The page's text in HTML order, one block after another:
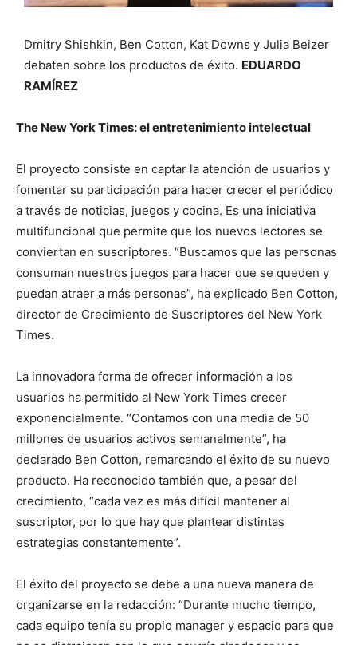
Dmitry Shishkin, Ben Cotton, Kat Downs y Julia Beizer
debaten sobre los productos de éxito. EDUARDO
RAMÍREZ
The New York Times: el entretenimiento intelectual
El proyecto consiste en captar la atención de usuarios y
fomentar su participación para hacer crecer el periódico
a través de noticias, juegos y cocina. Es una iniciativa
multifuncional que permite que los nuevos lectores se
conviertan en suscriptores. “Buscamos que las personas
consuman nuestros juegos para hacer que se queden y
puedan atraer a más personas”, ha explicado Ben Cotton,
director de Crecimiento de Suscriptores del New York
Times.
La innovadora forma de ofrecer información a los
usuarios ha permitido al New York Times crecer
exponencialmente. “Contamos con una media de 50
millones de usuarios activos semanalmente”, ha
declarado Ben Cotton, remarcando el éxito de su nuevo
producto. Ha reconocido también que, a pesar del
crecimiento, “cada vez es más difícil mantener al
suscriptor, por lo que hay que plantear distintas
estrategias constantemente”.
El éxito del proyecto se debe a una nueva manera de
organizarse en la redacción: “Durante mucho tiempo,
cada equipo tenía su propio manager y espacio para que